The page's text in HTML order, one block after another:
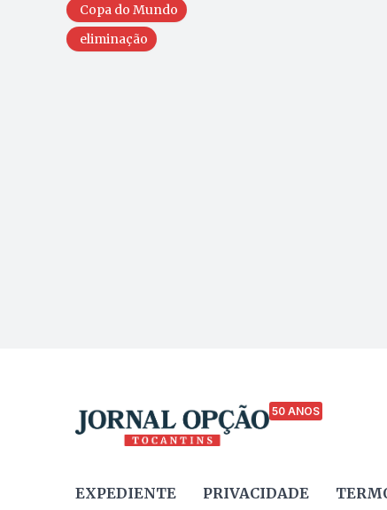
Copa do Mundo
eliminação
50 ANOS
EXPEDIENTE PRIVACIDADE